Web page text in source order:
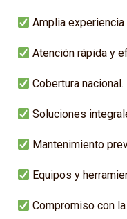
Amplia
Atención rápida y
Cobertura nacional.
Soluciones
Mantenimiento
Equipos y
Compromiso con